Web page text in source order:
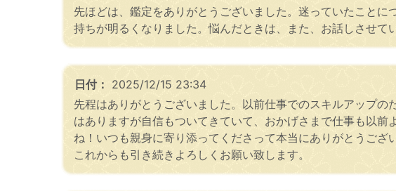
先ほどは、鑑定をありがとうございました。迷っていたこと
持ちが明るくなりました。悩んだときは、また、お話しさせて
日付： 2025/12/15 23:34
先程はありがとうございました。以前仕事でのスキルアップ
はありますが自信もついてきていて、おかげさまで仕事も以
ね！いつも親身に寄り添ってくださって本当にありがとうござ
これからも引き続きよろしくお願い致します。